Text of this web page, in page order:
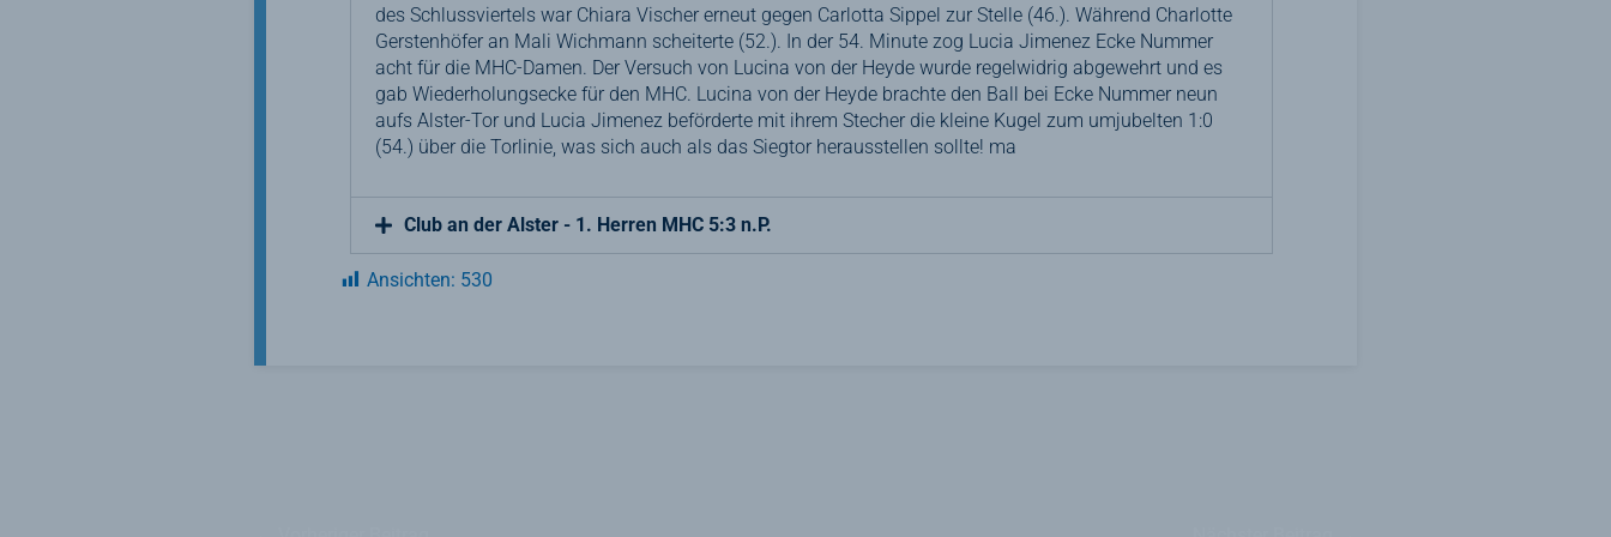
des Schlussviertels war Chiara Vischer erneut gegen Carlotta Sippel zur Stelle (46.). Während Charlotte
Gerstenhöfer an Mali Wichmann scheiterte (52.). In der 54. Minute zog Lucia Jimenez Ecke Nummer
acht für die MHC-Damen. Der Versuch von Lucina von der Heyde wurde regelwidrig abgewehrt und es
gab Wiederholungsecke für den MHC. Lucina von der Heyde brachte den Ball bei Ecke Nummer neun
aufs Alster-Tor und Lucia Jimenez beförderte mit ihrem Stecher die kleine Kugel zum umjubelten 1:0
(54.) über die Torlinie, was sich auch als das Siegtor herausstellen sollte! ma
Club an der Alster - 1. Herren MHC 5:3 n.P.
Ansichten: 530